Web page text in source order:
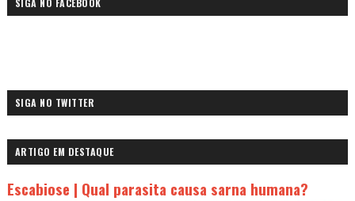
SIGA NO FACEBOOK
SIGA NO TWITTER
ARTIGO EM DESTAQUE
Escabiose | Qual parasita causa sarna humana?